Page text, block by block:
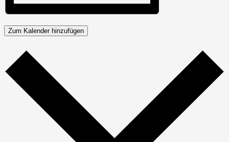
Zum Kalender hinzufügen